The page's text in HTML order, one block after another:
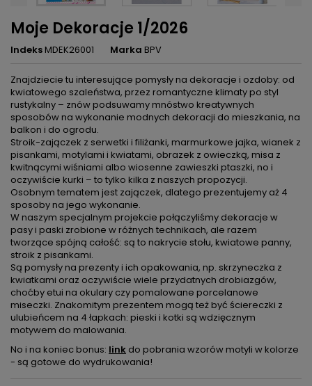
Moje Dekoracje 1/2026
IndeksMDEK26001 Marka BPV
Znajdziecie tu interesujące pomysły na dekoracje i ozdoby: od
kwiatowego szaleństwa, przez romantyczne klimaty po styl
rustykalny – znów podsuwamy mnóstwo kreatywnych
sposobów na wykonanie modnych dekoracji do mieszkania, na
balkon i do ogrodu.
Stroik-zajączek z serwetki i filiżanki, marmurkowe jajka, wianek z
pisankami, motylami i kwiatami, obrazek z owieczką, misa z
kwitnącymi wiśniami albo wiosenne zawieszki ptaszki, no i
oczywiście kurki – to tylko kilka z naszych propozycji.
Osobnym tematem jest zajączek, dlatego prezentujemy aż 4
sposoby na jego wykonanie.
W naszym specjalnym projekcie połączyliśmy dekoracje w
pasy i paski zrobione w różnych technikach, ale razem
tworzące spójną całość: są to nakrycie stołu, kwiatowe panny,
stroik z pisankami.
Są pomysły na prezenty i ich opakowania, np. skrzyneczka z
kwiatkami oraz oczywiście wiele przydatnych drobiazgów,
choćby etui na okulary czy pomalowane porcelanowe
miseczki. Znakomitym prezentem mogą też być ściereczki z
ulubieńcem na 4 łapkach: pieski i kotki są wdzięcznym
motywem do malowania.
No i na koniec bonus: link do pobrania wzorów motyli w kolorze
- są gotowe do wydrukowania!